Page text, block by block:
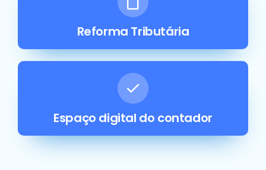
Reforma Tributária
Espaço digital do contador